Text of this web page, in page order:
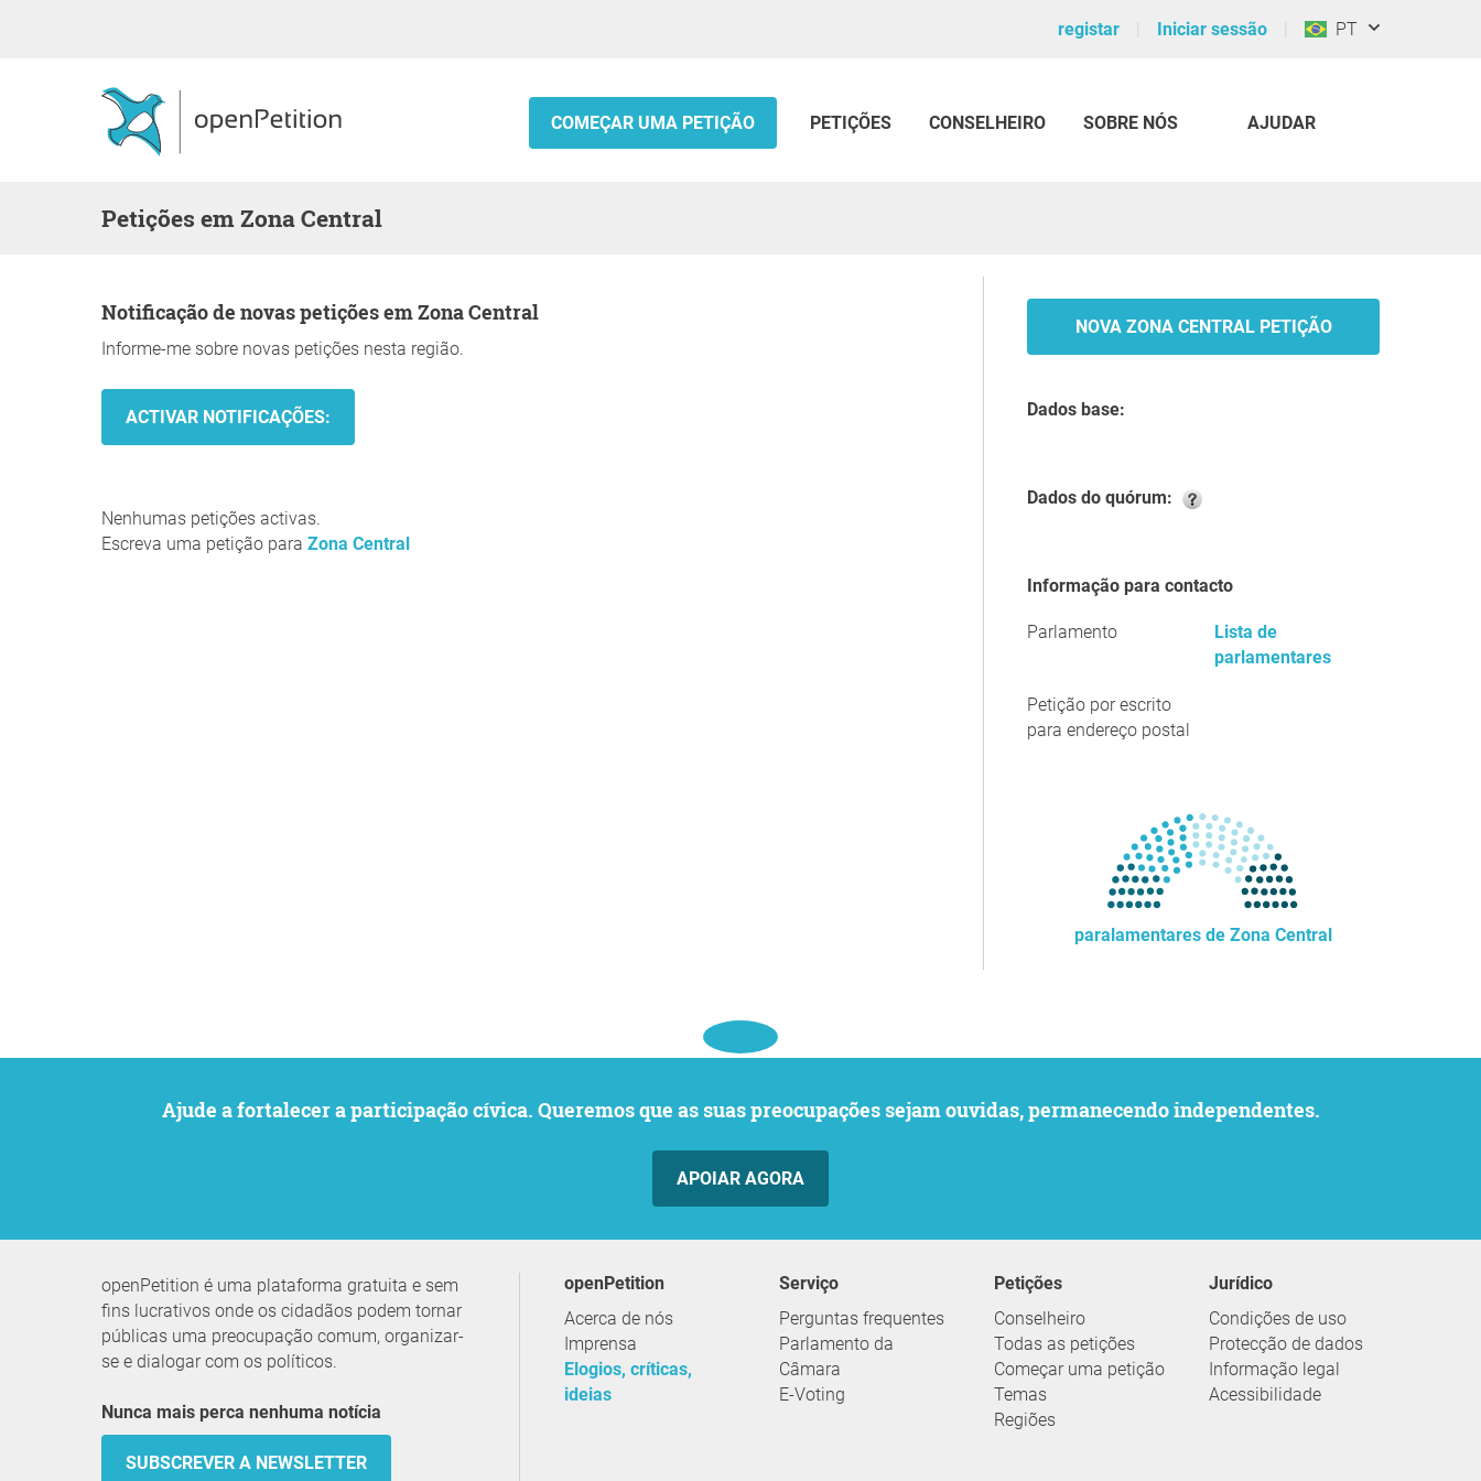
registar Iniciar sessão PT
COMEÇAR UMA PETIÇÃO PETIÇÕES CONSELHEIRO SOBRE NÓS AJUDAR
Petições em Zona Central
Notificação de novas petições em Zona Central
Informe-me sobre novas petições nesta região.
Nenhumas petições activas.
Escreva uma petição para Zona Central
NOVA ZONA CENTRAL PETIÇÃO
Dados base:
Dados do quórum:
Informação para contacto
Parlamento
Lista de
parlamentares
Petição por escrito
para endereço postal
paralamentares de Zona Central
Ajude a fortalecer a participação cívica. Queremos que as suas preocupações sejam ouvidas, permanecendo independentes.
APOIAR AGORA
openPetition é uma plataforma gratuita e sem
fins lucrativos onde os cidadãos podem tornar
públicas uma preocupação comum, organizar-
se e dialogar com os políticos.
Nunca mais perca nenhuma notícia
SUBSCREVER A NEWSLETTER
openPetition
Acerca de nós
Imprensa
Elogios, críticas,
ideias
serviço
Perguntas frequentes
Parlamento da
Câmara
E-Voting
Petições
Conselheiro
Todas as petições
Começar uma petição
Temas
Regiões
Jurídico
Condições de uso
Protecção de dados
Informação legal
Acessibilidade